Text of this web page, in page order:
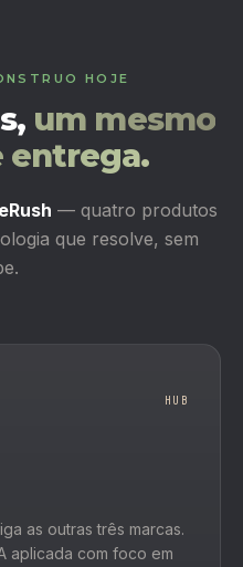
HOJE
um mesmo
entrega.
— quatro produtos
que resolve, sem
HUB
as outras três marcas.
aplicada com foco em